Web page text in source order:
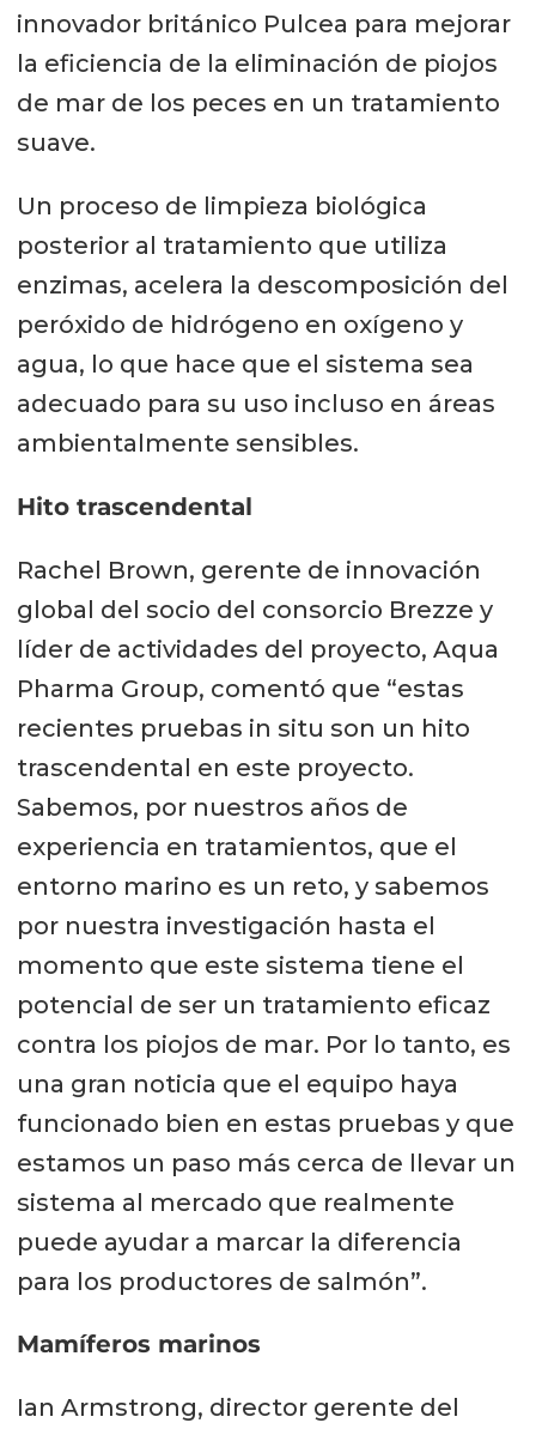
innovador británico Pulcea para mejorar
la eficiencia de la eliminación de piojos
de mar de los peces en un tratamiento
suave.
Un proceso de limpieza biológica
posterior al tratamiento que utiliza
enzimas, acelera la descomposición del
peróxido de hidrógeno en oxígeno y
agua, lo que hace que el sistema sea
adecuado para su uso incluso en áreas
ambientalmente sensibles.
Hito trascendental
Rachel Brown, gerente de innovación
global del socio del consorcio Brezze y
líder de actividades del proyecto, Aqua
Pharma Group, comentó que “estas
recientes pruebas in situ son un hito
trascendental en este proyecto.
Sabemos, por nuestros años de
experiencia en tratamientos, que el
entorno marino es un reto, y sabemos
por nuestra investigación hasta el
momento que este sistema tiene el
potencial de ser un tratamiento eficaz
contra los piojos de mar. Por lo tanto, es
una gran noticia que el equipo haya
funcionado bien en estas pruebas y que
estamos un paso más cerca de llevar un
sistema al mercado que realmente
puede ayudar a marcar la diferencia
para los productores de salmón”.
Mamíferos marinos
Ian Armstrong, director gerente del